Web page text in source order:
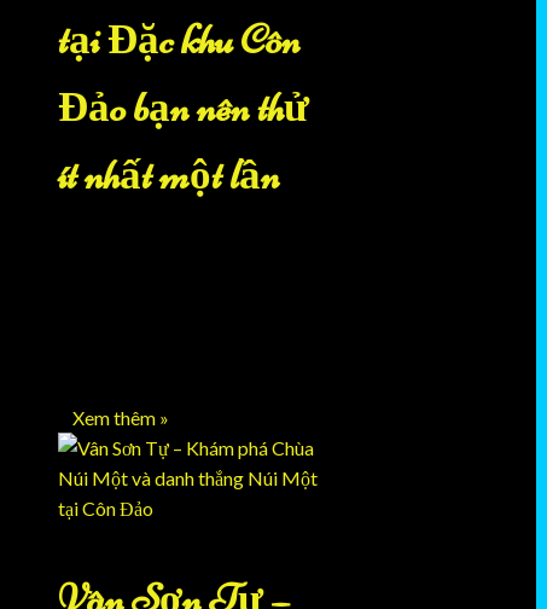
tại Đặc khu Côn
Đảo bạn nên thử
ít nhất một lần
Xem thêm »